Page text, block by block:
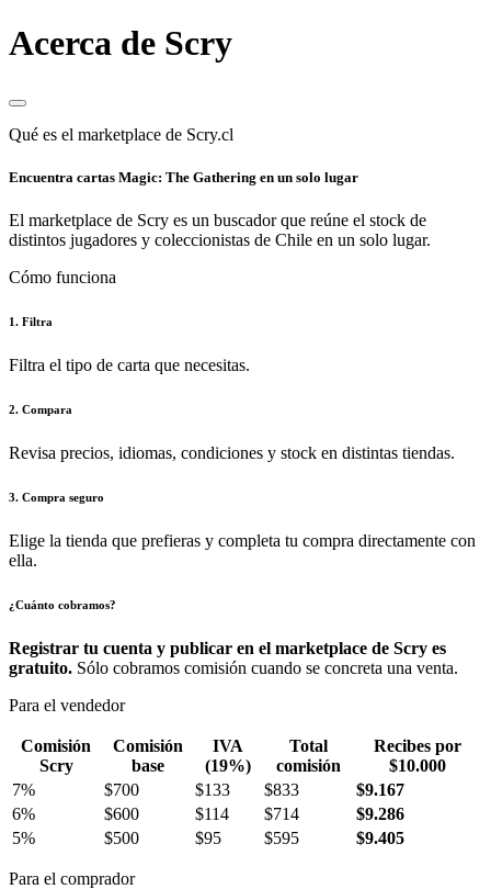
Acerca de Scry
Qué es el marketplace de Scry.cl
Encuentra cartas Magic: The Gathering en un solo lugar
El marketplace de Scry es un buscador que reúne el stock de
distintos jugadores y coleccionistas de Chile en un solo lugar.
Cómo funciona
1. Filtra
Filtra el tipo de carta que necesitas.
2. Compara
Revisa precios, idiomas, condiciones y stock en distintas tiendas.
3. Compra seguro
Elige la tienda que prefieras y completa tu compra directamente con
ella.
¿Cuánto cobramos?
Registrar tu cuenta y publicar en el marketplace de Scry es
gratuito. Sólo cobramos comisión cuando se concreta una venta.
Para el vendedor
Comisión
Scry
Comisión
base
IVA
(19%)
Total
comisión
Recibes por
$10.000
7%
$700 $133 $833
$9.167
6%
$600 $114 $714
$9.286
5%
$500 $95 $595 $9.405
Para el comprador